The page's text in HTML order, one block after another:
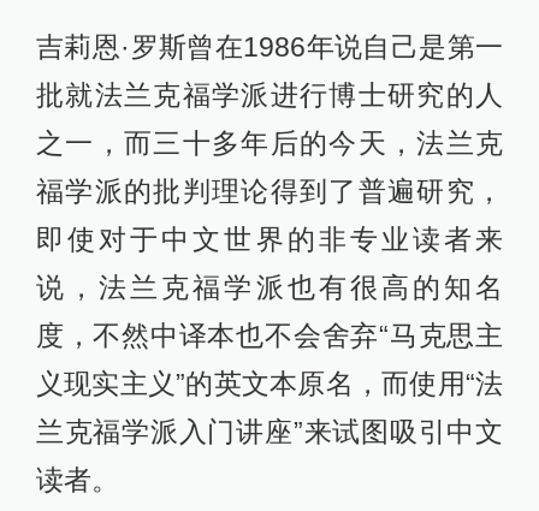
吉莉恩·罗斯曾在1986年说自己是第一
批就法兰克福学派进行博士研究的人
之一，而三十多年后的今天，法兰克
福学派的批判理论得到了普遍研究，
即使对于中文世界的非专业读者来
说，法兰克福学派也有很高的知名
度，不然中译本也不会舍弃“马克思主
义现实主义”的英文本原名，而使用“法
兰克福学派入门讲座”来试图吸引中文
读者。